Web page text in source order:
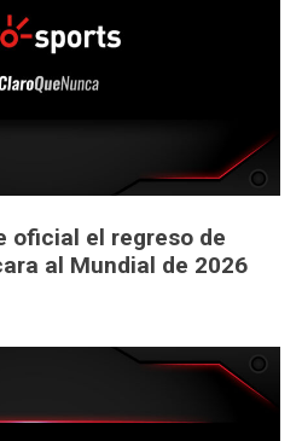
oficial el regreso de
al Mundial de 2026